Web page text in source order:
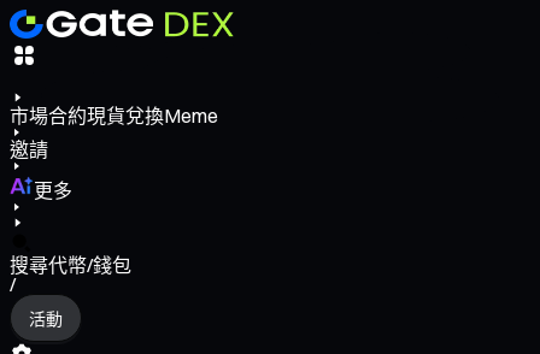
市場合約現貨兌換Meme
邀請
更多
搜尋代幣/錢包
/
活動